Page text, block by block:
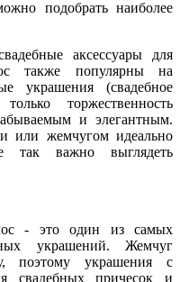
подобрать наиболее
аксессуары для
также популярны на
украшения (свадебное
торжественность
и элегантным.
или жемчугом идеально
так важно выглядеть
- это один из самых
украшений. Жемчуг
поэтому украшения с
свадебных причесок и